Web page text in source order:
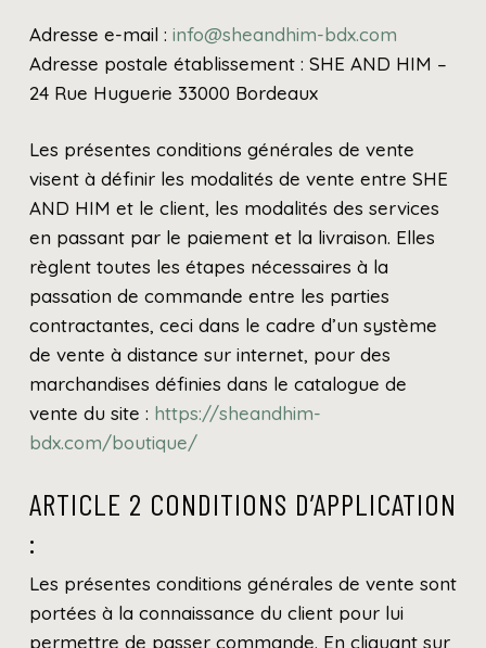
​Adresse e-mail : info@sheandhim-bdx.com
Adresse postale établissement : SHE AND HIM –
24 Rue Huguerie 33000 Bordeaux
Les présentes conditions générales de vente
visent à définir les modalités de vente entre SHE
AND HIM et le client, les modalités des services
en passant par le paiement et la livraison. Elles
règlent toutes les étapes nécessaires à la
passation de commande entre les parties
contractantes, ceci dans le cadre d’un système
de vente à distance sur internet, pour des
marchandises définies dans le catalogue de
vente du site : https://sheandhim-
bdx.com/boutique/
ARTICLE 2 CONDITIONS D’APPLICATION
:
Les présentes conditions générales de vente sont
portées à la connaissance du client pour lui
permettre de passer commande. En cliquant sur